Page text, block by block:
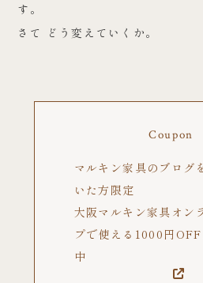
す。
さて どう変えていくか。
Coupon
マルキン家具のブログ
いた方限定
大阪マルキン家具オン
プで使える1000円
中